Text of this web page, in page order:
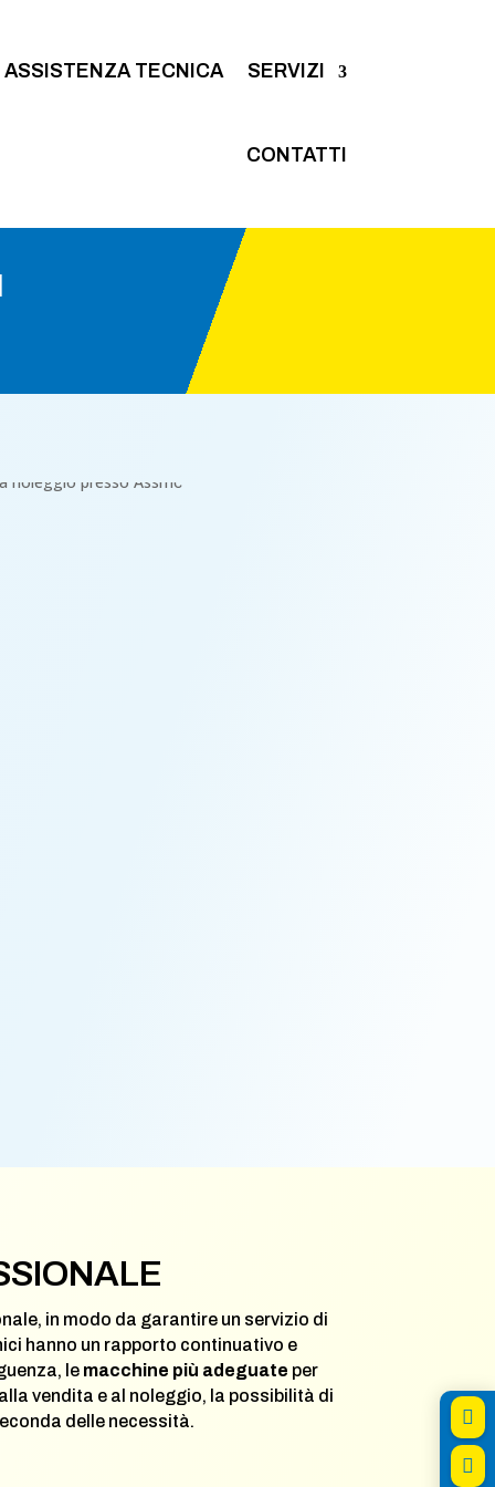
ASSISTENZA TECNICA SERVIZI
CONTATTI
in modo da garantire un servizio di
hanno un rapporto continuativo e
le macchine più adeguate per
vendita e al noleggio, la possibilità di
delle necessità.

